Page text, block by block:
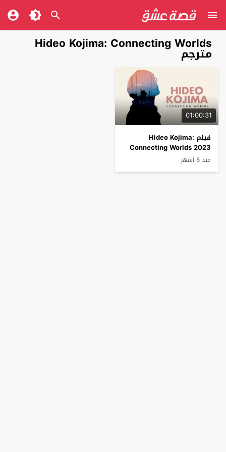
Hideo Kojima: Connecting Worlds
مترجم
01:00:31
فيلم Hideo Kojima:
Connecting Worlds 2023
مترجم
منذ 8 أشهر